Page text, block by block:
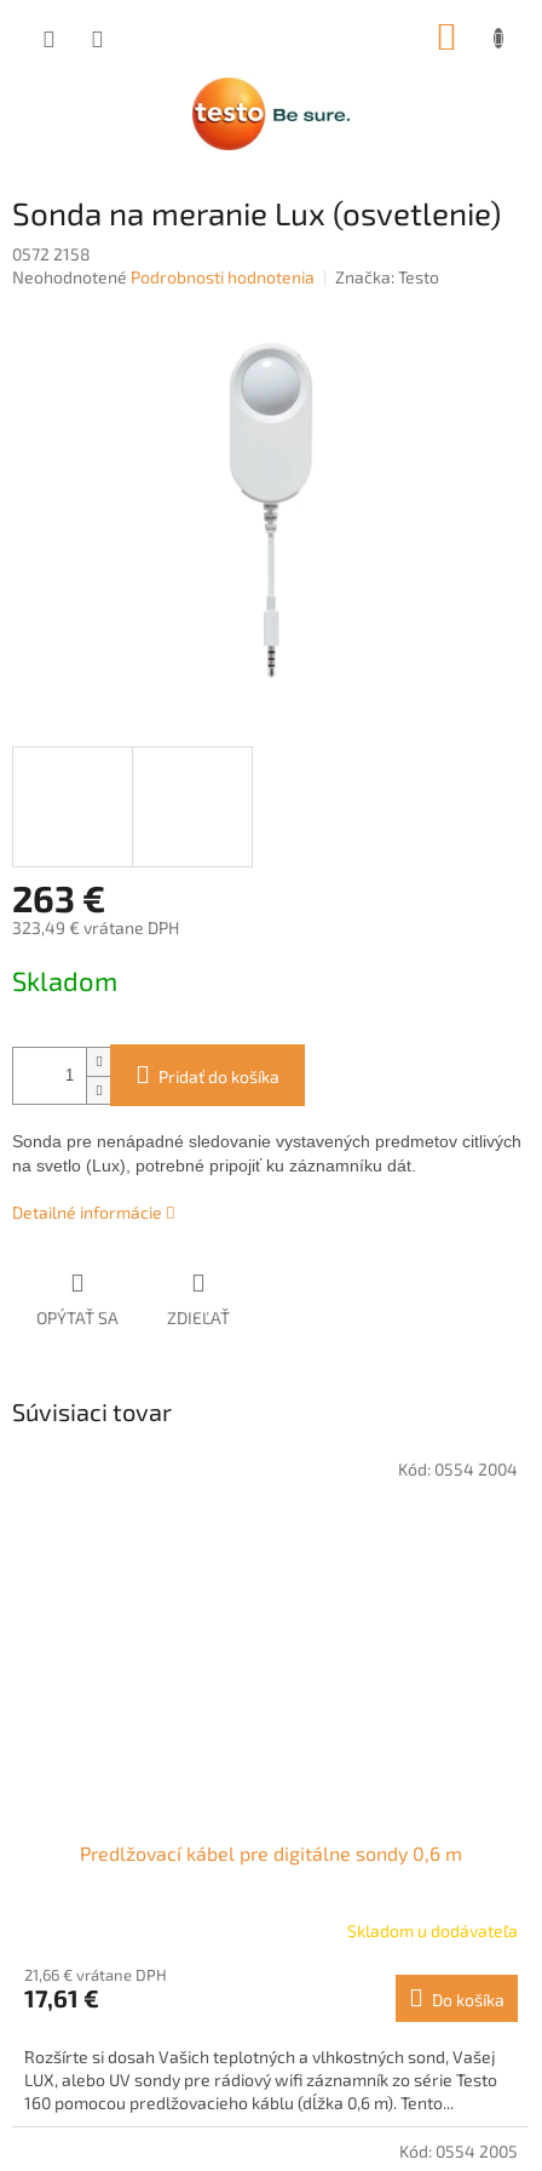
Sonda na meranie Lux (osvetlenie)
0572 2158
Priemerné
Neohodnotené Podrobnosti hodnotenia Značka:Testo
263 €
323,49 € vrátane DPH
cena:
Skladom
Pridať do košíka
Sonda pre nenápadné sledovanie vystavených predmetov citlivých
na svetlo (Lux), potrebné pripojiť ku záznamníku dát.
Detailné informácie
OPÝTAŤ SA ZDIEĽAŤ
Súvisiaci tovar
Predlžovací kábel pre digitálne sondy 0,6 m
Skladom u dodávateľa
21,66 € vrátane DPH
17,61 € Do košíka
Rozšírte si dosah Vašich teplotných a vlhkostných sond, Vašej
LUX, alebo UV sondy pre rádiový wifi záznamník zo série Testo
160 pomocou predlžovacieho káblu (dĺžka 0,6 m). Tento...
Kód: 0554 2004
Kód: 0554 2005